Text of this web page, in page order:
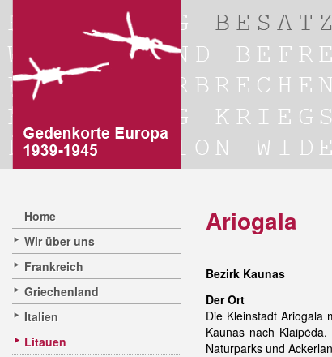
Home
Wir über uns
Frankreich
Griechenland
Italien
Litauen
Ariogala
Bezirk Kaunas
Der Ort
Die Kleinstadt Ariogala
Kaunas nach
Naturparks und